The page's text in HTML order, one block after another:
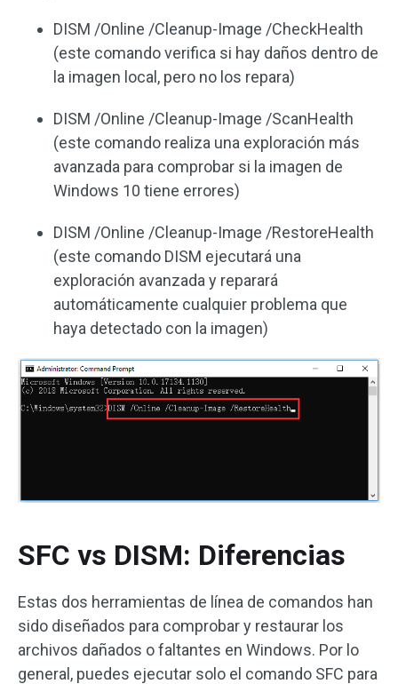
DISM /Online /Cleanup-Image /CheckHealth
(este comando verifica si hay daños dentro de
la imagen local, pero no los repara)
DISM /Online /Cleanup-Image /ScanHealth
(este comando realiza una exploración más
avanzada para comprobar si la imagen de
Windows 10 tiene errores)
DISM /Online /Cleanup-Image /RestoreHealth
(este comando DISM ejecutará una
exploración avanzada y reparará
automáticamente cualquier problema que
haya detectado con la imagen)
SFC vs DISM: Diferencias
Estas dos herramientas de línea de comandos han
sido diseñados para comprobar y restaurar los
archivos dañados o faltantes en Windows. Por lo
general, puedes ejecutar solo el comando SFC para